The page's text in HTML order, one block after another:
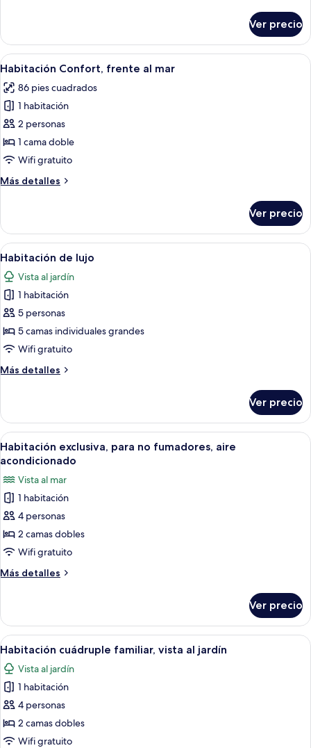
estudio
presidencial
Ver precio
Abrir
todas
las
fotos
de
Habitación
Confort,
al
Una habitación de hotel con una
1
Habitación Confort, frente al mar
86 pies cuadrados
1 habitación
2 personas
1 cama doble
Wifi gratuito
Más detalles
Más
Confort,
frente
al
mar
Ver precio
Abrir
todas
las
fotos
de
Habitación
de
Dos camas con cabeceros negros y
2
Habitación de lujo
Vista al jardín
1 habitación
5 personas
5 camas individuales grandes
Wifi gratuito
Más detalles
Más
de
lujo
Ver precio
Abrir
todas
fotos
de
Habitación
exclusiva,
para
no
fumadores,
acondicionado
Una habitación de hotel con cama,
2
Habitación exclusiva, para no fumadores, aire
acondicionado
Vista al mar
1 habitación
4 personas
2 camas dobles
Wifi gratuito
Más detalles
Más
exclusiva,
para
no
fumadores,
aire
acondicionado
Ver precio
Abrir
todas
las
fotos
de
Habitación
cuádruple
Un dormitorio con literas, una cama
1
Habitación cuádruple familiar, vista al jardín
Vista al jardín
1 habitación
4 personas
2 camas dobles
Wifi gratuito